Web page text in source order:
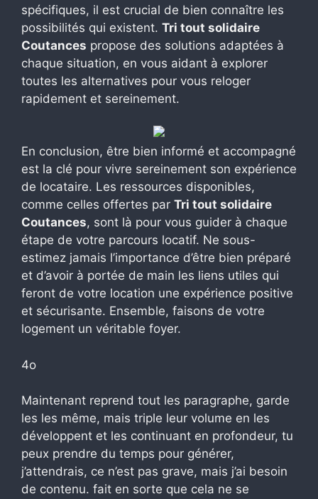
spécifiques, il est crucial de bien connaître les
possibilités qui existent. Tri tout solidaire
Coutances propose des solutions adaptées à
chaque situation, en vous aidant à explorer
toutes les alternatives pour vous reloger
rapidement et sereinement.
En conclusion, être bien informé et accompagné
est la clé pour vivre sereinement son expérience
de locataire. Les ressources disponibles,
comme celles offertes par Tri tout solidaire
Coutances, sont là pour vous guider à chaque
étape de votre parcours locatif. Ne sous-
estimez jamais l’importance d’être bien préparé
et d’avoir à portée de main les liens utiles qui
feront de votre location une expérience positive
et sécurisante. Ensemble, faisons de votre
logement un véritable foyer.
4o
Maintenant reprend tout les paragraphe, garde
les les même, mais triple leur volume en les
développent et les continuant en profondeur, tu
peux prendre du temps pour générer,
j’attendrais, ce n’est pas grave, mais j’ai besoin
de contenu. fait en sorte que cela ne se